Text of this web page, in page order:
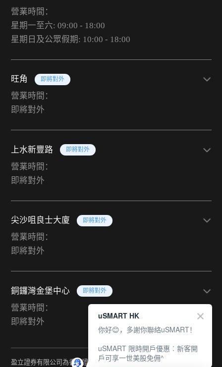
營業時間：
星期一至六: 09:00 - 18:00
星期日及公眾假期: 10:00 - 18:00
旺角 即將對外
營業時間：
即將對外
上水新豐路 即將對外
營業時間：
即將對外
尖沙咀良士大廈 即將對外
營業時間：
即將對外
銅鑼灣金堡中心 即將對外
營業時間：
即將對外
盈立證券有限公司為香港證監會持牌法團（中央編號：
uSMART HK
你好😊，多謝你聯絡uSMART！
uSMART 限時開戶優惠︰新客開
戶可享一世美股免佣^